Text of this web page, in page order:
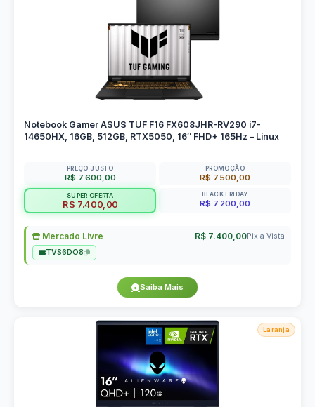
Notebook Gamer ASUS TUF F16 FX608JHR-RV290 i7-
14650HX, 16GB, 512GB, RTX5050, 16″ FHD+ 165Hz – Linux
PREÇO JUSTO
R$ 7.600,00
PROMOÇÃO
R$ 7.500,00
SUPER OFERTA
R$ 7.400,00
BLACK FRIDAY
R$ 7.200,00
Mercado Livre R$ 7.400,00Pix a Vista
TVS6DO8
Saiba Mais
Laranja